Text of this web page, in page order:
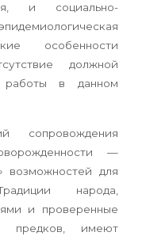
и социально-
особенности
должной
работы в данном
сопровожде­ния
—
возмож­ностей для
народа,
и проверенные
предков, имеют